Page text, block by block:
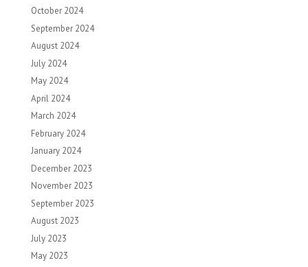
October 2024
September 2024
August 2024
July 2024
May 2024
April 2024
March 2024
February 2024
January 2024
December 2023
November 2023
September 2023
August 2023
July 2023
May 2023